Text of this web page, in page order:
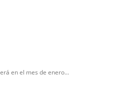
en el mes de enero...